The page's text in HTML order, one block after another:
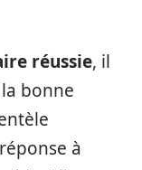
réussie, il
bonne
à